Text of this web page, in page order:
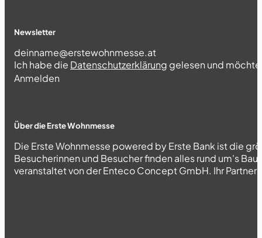
Newsletter
Section
Ich habe die Datenschutzerklärung gelesen und
Abschnitt
Anmelden
Über die Erste Wohnmesse
Die Erste Wohnmesse powered by Erste Bank ist die
Besucherinnen und Besucher finden alles rund um's
veranstaltet von der Enteco Concept GmbH. Ihr Partner